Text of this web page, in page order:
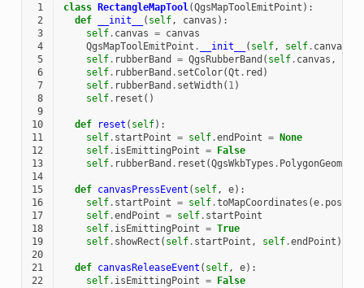
1 class RectangleMapTool(QgsMapToolEmitPoint ):
2
def __init__ ( self, canvas ):
3
self. canvas = canvas
4
QgsMapToolEmitPoint . __init__ ( self, self. canvas
5
self. rubberBand = QgsRubberBand ( self. canvas ,
6
self. rubberBand . setColor(Qt . red )
7
self. rubberBand . setWidth( 1)
8
self. reset ()
9
10
def reset ( self):
11
self. startPoint = self.endPoint = None
12
self. isEmittingPoint = False
13
self. rubberBand . reset (QgsWkbTypes . PolygonGeometry
14
15
def canvasPressEvent ( self, e):
16
self. startPoint = self.toMapCoordinates (e. pos
17
self.endPoint = self. startPoint
18
self. isEmittingPoint = True
19
self. showRect ( self. startPoint , self.endPoint )
20
21
def canvasReleaseEvent ( self, e):
22
self. isEmittingPoint = False